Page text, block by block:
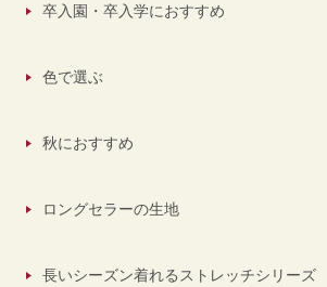
卒入園・卒入学におすすめ
色で選ぶ
秋におすすめ
ロングセラーの生地
長いシーズン着れるストレッチシリーズ